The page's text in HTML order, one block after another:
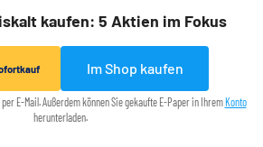
kaufen: 5 Aktien im Fokus
Im Shop kaufen
E-Mail. Außerdem können Sie gekaufte E-Paper in Ihrem Konto
herunterladen.